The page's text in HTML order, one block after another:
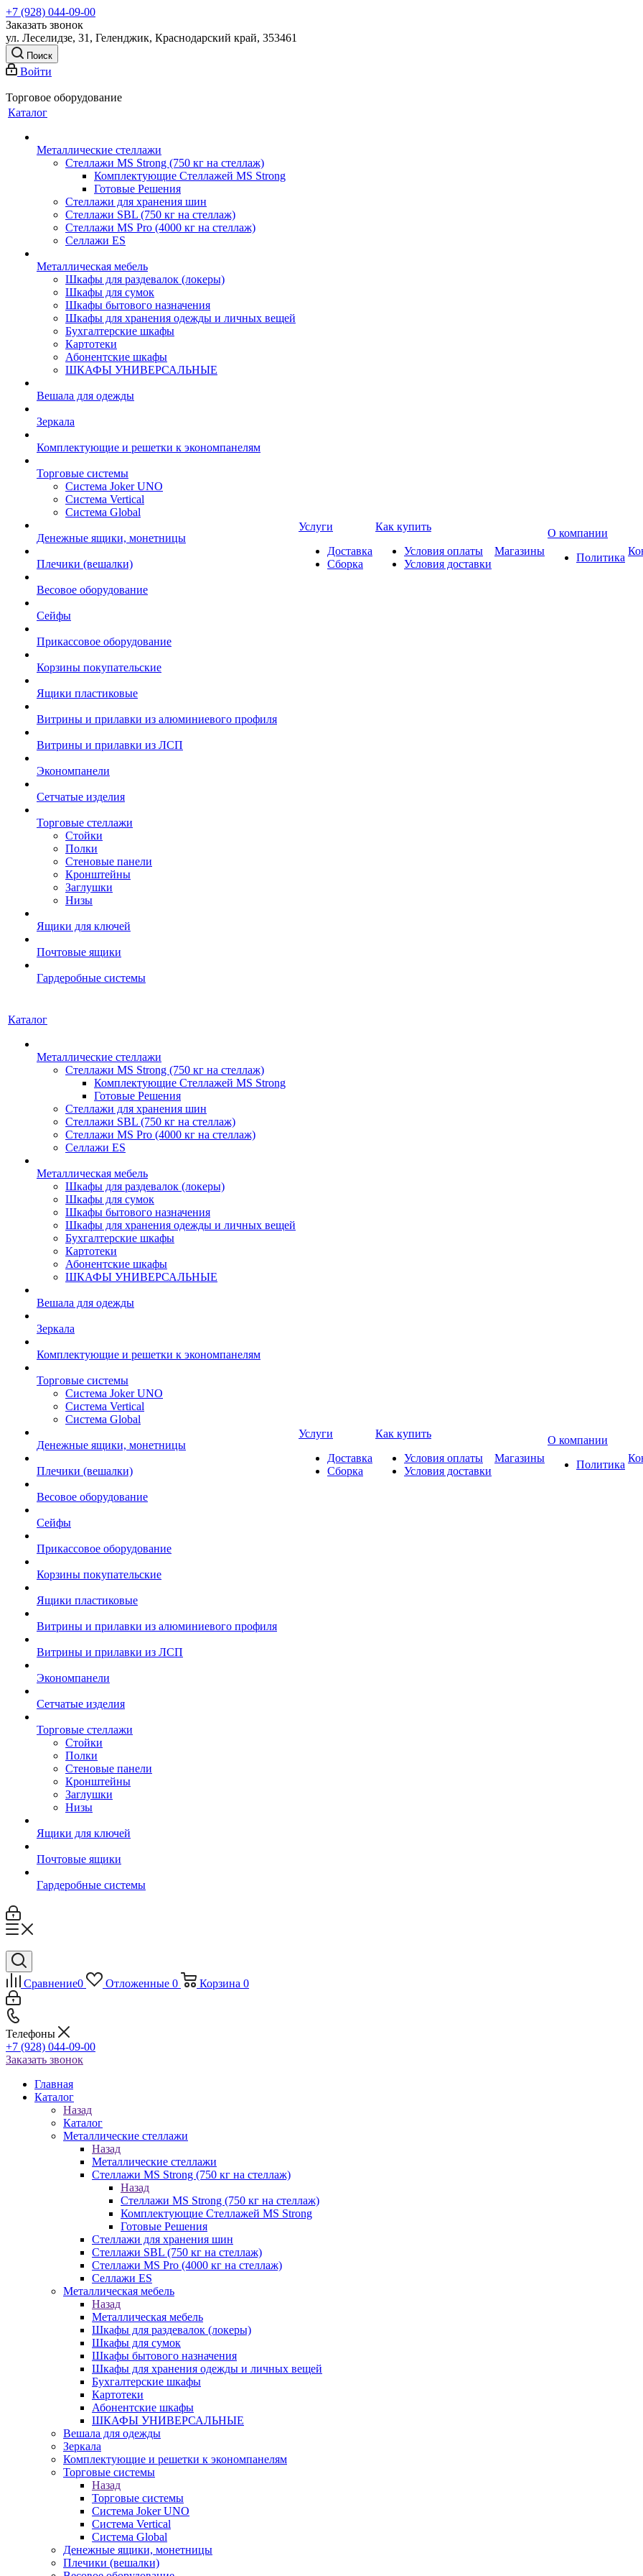
+7 (928) 044-09-00
Заказать звонок
ул. Леселидзе, 31, Геленджик, Краснодарский край, 353461
Поиск
Войти
Торговое оборудование
Каталог
Металлические стеллажи
Стеллажи MS Strong (750 кг на стеллаж)
Комплектующие Стеллажей MS Strong
Готовые Решения
Стеллажи для хранения шин
Стеллажи SBL (750 кг на стеллаж)
Стеллажи MS Pro (4000 кг на стеллаж)
Селлажи ES
Металлическая мебель
Шкафы для раздевалок (локеры)
Шкафы для сумок
Шкафы бытового назначения
Шкафы для хранения одежды и личных вещей
Бухгалтерские шкафы
Картотеки
Абонентские шкафы
ШКАФЫ УНИВЕРСАЛЬНЫЕ
Вешала для одежды
Зеркала
Комплектующие и решетки к экономпанелям
Торговые системы
Система Joker UNO
Система Vertical
Система Global
Денежные ящики, монетницы
Плечики (вешалки)
Весовое оборудование
Сейфы
Прикассовое оборудование
Корзины покупательские
Ящики пластиковые
Витрины и прилавки из алюминиевого профиля
Витрины и прилавки из ЛСП
Экономпанели
Сетчатые изделия
Торговые стеллажи
Стойки
Полки
Стеновые панели
Кронштейны
Заглушки
Низы
Ящики для ключей
Почтовые ящики
Гардеробные системы
Услуги
Доставка
Сборка
Как купить
Условия оплаты
Условия доставки
Магазины
О компании
Политика
Каталог
Металлические стеллажи
Стеллажи MS Strong (750 кг на стеллаж)
Комплектующие Стеллажей MS Strong
Готовые Решения
Стеллажи для хранения шин
Стеллажи SBL (750 кг на стеллаж)
Стеллажи MS Pro (4000 кг на стеллаж)
Селлажи ES
Металлическая мебель
Шкафы для раздевалок (локеры)
Шкафы для сумок
Шкафы бытового назначения
Шкафы для хранения одежды и личных вещей
Бухгалтерские шкафы
Картотеки
Абонентские шкафы
ШКАФЫ УНИВЕРСАЛЬНЫЕ
Вешала для одежды
Зеркала
Комплектующие и решетки к экономпанелям
Торговые системы
Система Joker UNO
Система Vertical
Система Global
Денежные ящики, монетницы
Плечики (вешалки)
Весовое оборудование
Сейфы
Прикассовое оборудование
Корзины покупательские
Ящики пластиковые
Витрины и прилавки из алюминиевого профиля
Витрины и прилавки из ЛСП
Экономпанели
Сетчатые изделия
Торговые стеллажи
Стойки
Полки
Стеновые панели
Кронштейны
Заглушки
Низы
Ящики для ключей
Почтовые ящики
Гардеробные системы
Услуги
Доставка
Сборка
Как купить
Условия оплаты
Условия доставки
Магазины
О компании
Политика
Сравнение0 Отложенные 0 Корзина 0
Телефоны
+7 (928) 044-09-00
Заказать звонок
Главная
Каталог
Назад
Каталог
Металлические стеллажи
Назад
Металлические стеллажи
Стеллажи MS Strong (750 кг на стеллаж)
Назад
Стеллажи MS Strong (750 кг на стеллаж)
Комплектующие Стеллажей MS Strong
Готовые Решения
Стеллажи для хранения шин
Стеллажи SBL (750 кг на стеллаж)
Стеллажи MS Pro (4000 кг на стеллаж)
Селлажи ES
Металлическая мебель
Назад
Металлическая мебель
Шкафы для раздевалок (локеры)
Шкафы для сумок
Шкафы бытового назначения
Шкафы для хранения одежды и личных вещей
Бухгалтерские шкафы
Картотеки
Абонентские шкафы
ШКАФЫ УНИВЕРСАЛЬНЫЕ
Вешала для одежды
Зеркала
Комплектующие и решетки к экономпанелям
Торговые системы
Назад
Торговые системы
Система Joker UNO
Система Vertical
Система Global
Денежные ящики, монетницы
Плечики (вешалки)